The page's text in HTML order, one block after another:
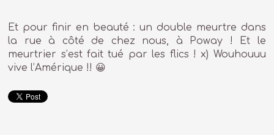
Et pour finir en beauté : un double meurtre dans
la rue à côté de chez nous, à Poway ! Et le
meurtrier s’est fait tué par les flics ! x) Wouhouuu
vive l’Amérique !! 😀